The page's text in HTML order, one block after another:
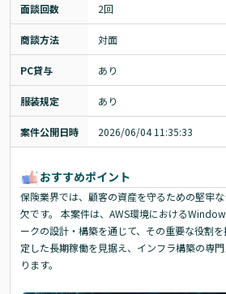
面談回数 2回
商談方法 対面
PC貸与 あり
服装規定 あり
案件公開日時 2026/06/04 11:35:33
おすすめポイント
保険業界では、顧客の資産を守るための堅牢
欠です。 本案件は、AWS環境における
ークの設計・構築を通じて、その重要な役割
定した長期稼働を見据え、インフラ構築の専
ります。